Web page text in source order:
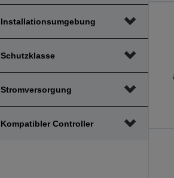
Installationsumgebung
Schutzklasse
Stromversorgung
Kompatibler Controller